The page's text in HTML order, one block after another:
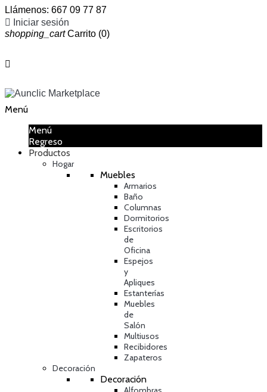
Llámenos: 667 09 77 87

Iniciar sesión
shopping_cart Carrito (0)

Menú
Menú
Regreso
Productos
Hogar
Muebles
Armarios
Baño
Columnas
Dormitorios
Escritorios
de
Oficina
Espejos
y
Apliques
Estanterías
Muebles
de
Salón
Multiusos
Recibidores
Zapateros
Decoración
Decoración